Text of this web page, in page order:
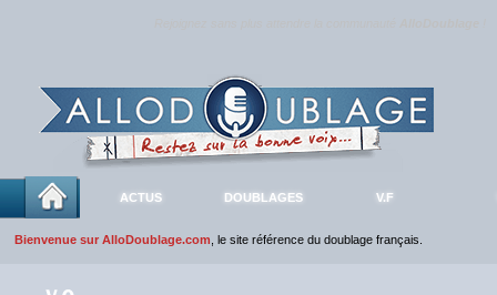
ACTUS DOUBLAGES V.F
Bienvenue sur AlloDoublage.com , le site référence du doublage français.